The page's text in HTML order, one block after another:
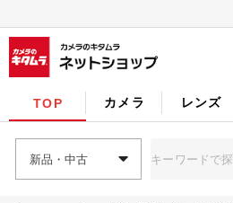
TOP カメラ レンズ
新品・中古